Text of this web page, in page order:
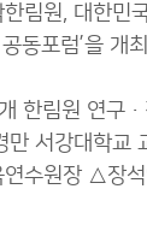
림원, 대한
동포럼’을 개
한림원 연구
만 서강대학
수원장 △장